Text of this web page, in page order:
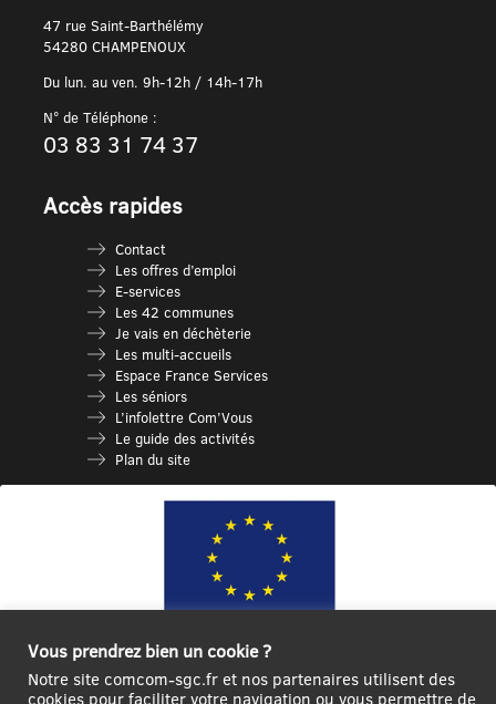
47 rue Saint-Barthélémy
54280 CHAMPENOUX
Du lun. au ven. 9h-12h / 14h-17h
N° de Téléphone :
03 83 31 74 37
Accès rapides
Contact
Les offres d’emploi
E-services
Les 42 communes
Je vais en déchèterie
Les multi-accueils
Espace France Services
Les séniors
L’infolettre Com’Vous
Le guide des activités
Plan du site
Ce site internet a été cofinancé par l’Union européenne avec le Fonds
Européen de Développement Régional à hauteur de 12 572€
Vous prendrez bien un cookie ?
Notre site comcom-sgc.fr et nos partenaires utilisent des
cookies pour faciliter votre navigation ou vous permettre de